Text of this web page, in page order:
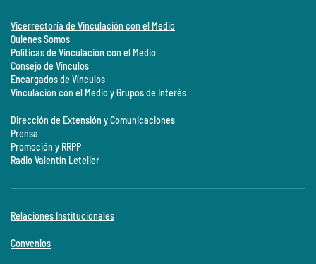
Vicerrectoría de Vinculación con el Medio
Quienes Somos
Políticas de Vinculación con el Medio
Consejo de Vínculos
Encargados de Vínculos
Vinculación con el Medio y Grupos de Interés
Dirección de Extensión y Comunicaciones
Prensa
Promoción y RRPP
Radio Valentín Letelier
Relaciones Institucionales
Convenios